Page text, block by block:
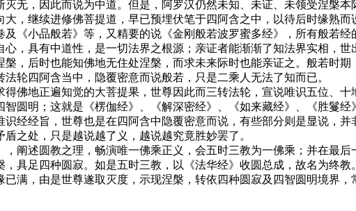
无，因此而说为中道。但是，阿罗汉仍然未知、未证、未领受涅槃
，继续进修佛菩提道，早已预埋伏笔于四阿含之中，以待后时缘熟而
《小品般若》等，又精要的说《金刚般若波罗蜜多经》，所有般若
，具有中道性，是一切法界之根源；亲证者能渐渐了知法界实相，
，后时也能知佛地无住处涅槃，而求未来际时也能亲证之。般若时
轮四阿含当中，隐覆密意而说般若，只是二乘人无法了知而已。
佛地正遍知觉的大菩提果，世尊因此而三转法轮，宣说唯识五位、
圆明；这就是《楞伽经》、《解深密经》、《如来藏经》、《胜鬘
经经旨，世尊也是在四阿含中隐覆密意而说，有些部分则是显说，并
之处，只是越说越了义，越说越究竟胜妙罢了。
阐述圆教之理，畅演唯一佛乘正义，会五时三教为一佛乘；并在最
具足四种圆寂。如是五时三教，以《法华经》收圆总成，故名为终
满，由是世尊遂取灭度，示现涅槃， 转依四种圆寂及四智圆明境界，